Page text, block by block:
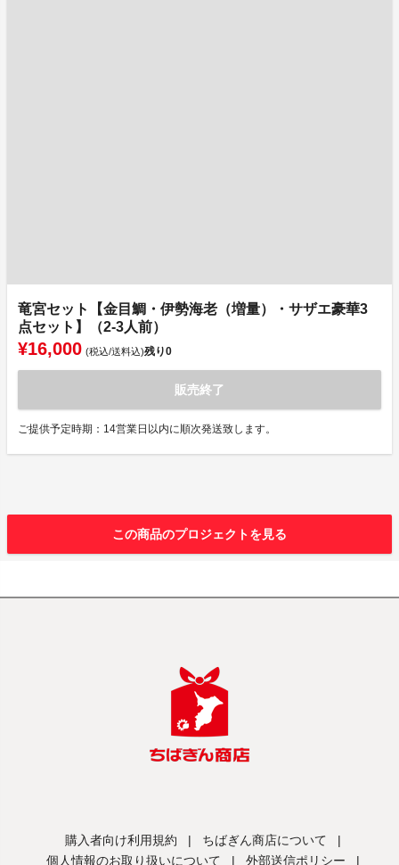
竜宮セット【金目鯛・伊勢海老（増量）・サザエ豪華3
点セット】（2-3人前）
¥16,000 (税込/送料込)残り0
販売終了
ご提供予定時期：14営業日以内に順次発送致します。
この商品のプロジェクトを見る
購入者向け利用規約 | ちばぎん商店について
|
個人情報のお取り扱いについて
| 外部送信ポリシー |